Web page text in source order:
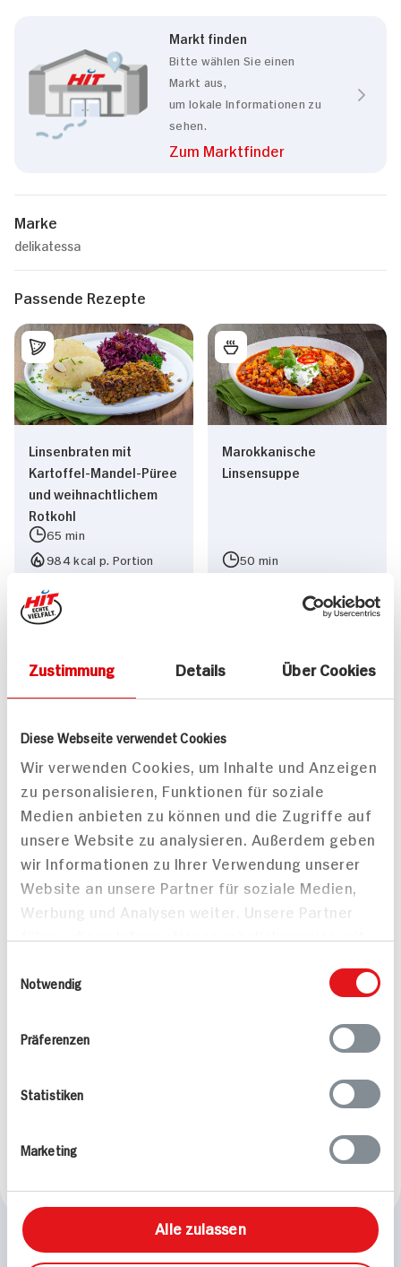
Zustimmung Details Über Cookies
Diese Webseite verwendet Cookies
Wir verwenden Cookies, um Inhalte und Anzeigen
zu personalisieren, Funktionen für soziale
Medien anbieten zu können und die Zugriffe auf
unsere Website zu analysieren. Außerdem geben
wir Informationen zu Ihrer Verwendung unserer
Website an unsere Partner für soziale Medien,
Werbung und Analysen weiter. Unsere Partner
bereitgestellt haben oder die sie im Rahmen
Notwendig
Präferenzen
Statistiken
Marketing
Alle zulassen
Markt finden
Bitte wählen Sie einen
Markt aus,
um lokale Informationen zu
sehen.
Zum Marktfinder
Marke
delikatessa
Passende Rezepte
Linsenbraten mit
Kartoffel-Mandel-Püree
und weihnachtlichem
Rotkohl
65 min
984 kcal p. Portion
Vegan
Marokkanische
Linsensuppe
50 min
Kabeljau Rückenfilet
auf Spinat Linsen
85 min
793 kcal p. Portion
Linsen-Rote Beete Salat
mit Valess
Steakstreifen
40 min
449 kcal p. Portion
Leicht
Marokkanische
Leicht